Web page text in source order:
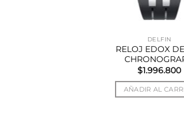
DELFIN
RELOJ EDOX
$1.996.800
AÑADIR AL